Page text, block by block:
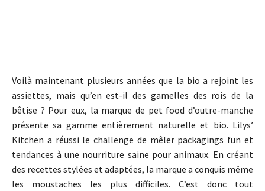
Voilà maintenant plusieurs années que la bio a rejoint les
assiettes, mais qu’en est-il des gamelles des rois de la
bêtise ? Pour eux, la marque de pet food d’outre-manche
présente sa gamme entièrement naturelle et bio. Lilys’
Kitchen a réussi le challenge de mêler packagings fun et
tendances à une nourriture saine pour animaux. En créant
des recettes stylées et adaptées, la marque a conquis même
les moustaches les plus difficiles. C’est donc tout